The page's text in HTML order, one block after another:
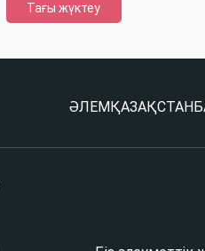
Тағы жүктеу
ӘЛЕМ ҚАЗАҚСТАН